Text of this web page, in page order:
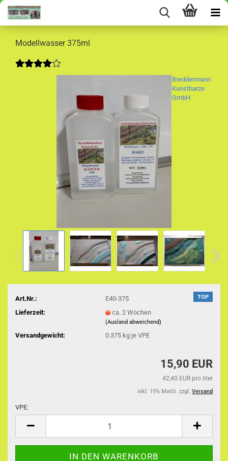
Modellwasser 375ml
Breddermann
Kunstharze
GmbH
TOP
Art.Nr.:
E40-375
Lieferzeit:
ca. 2 Wochen
(Ausland abweichend)
Versandgewicht: 0.375kg je VPE
15,90 EUR
42,40 EUR pro liter
inkl. 19% MwSt. zzgl. Versand
VPE: